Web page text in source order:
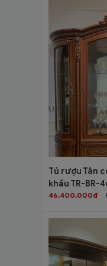
Tủ rượu Tân
khẩu TR-BR-
46,400,000đ